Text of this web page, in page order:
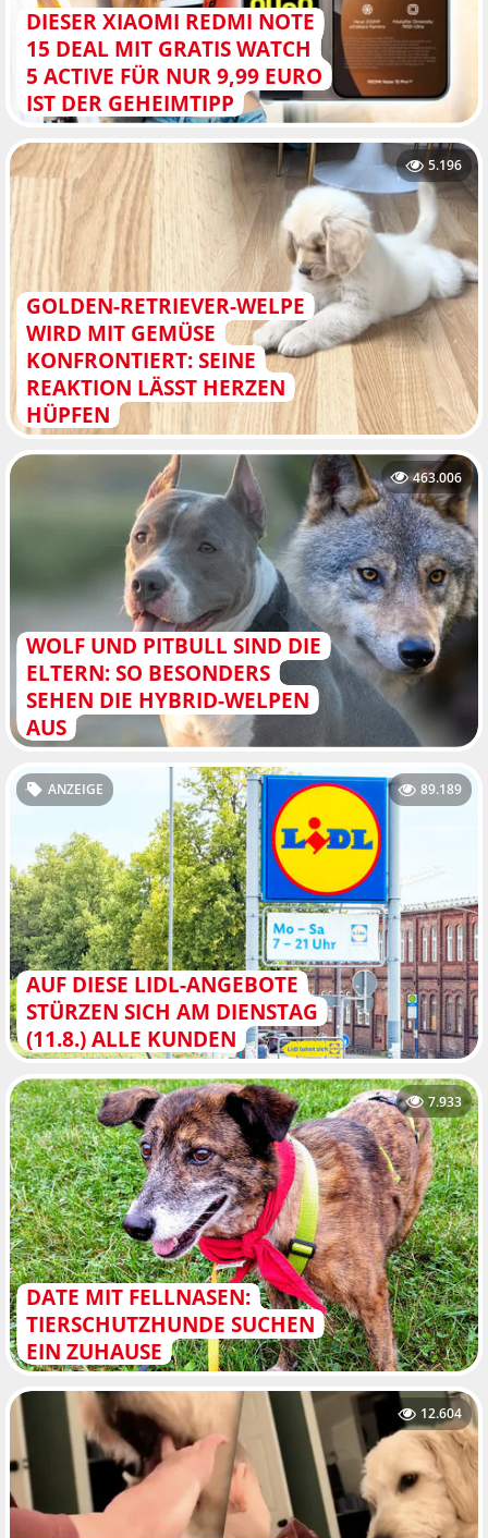
DIESER XIAOMI REDMI NOTE
15 DEAL MIT GRATIS WATCH
5 ACTIVE FÜR NUR 9,99 EURO
IST DER GEHEIMTIPP
GOLDEN-RETRIEVER-WELPE
WIRD MIT GEMÜSE
KONFRONTIERT: SEINE
REAKTION LÄSST HERZEN
HÜPFEN
5.196
WOLF UND PITBULL SIND DIE
ELTERN: SO BESONDERS
SEHEN DIE HYBRID-WELPEN
AUS
463.006
AUF DIESE LIDL-ANGEBOTE
STÜRZEN SICH AM DIENSTAG
(11.8.) ALLE KUNDEN
ANZEIGE 89.189
DATE MIT FELLNASEN:
TIERSCHUTZHUNDE SUCHEN
EIN ZUHAUSE
7.933
12.604